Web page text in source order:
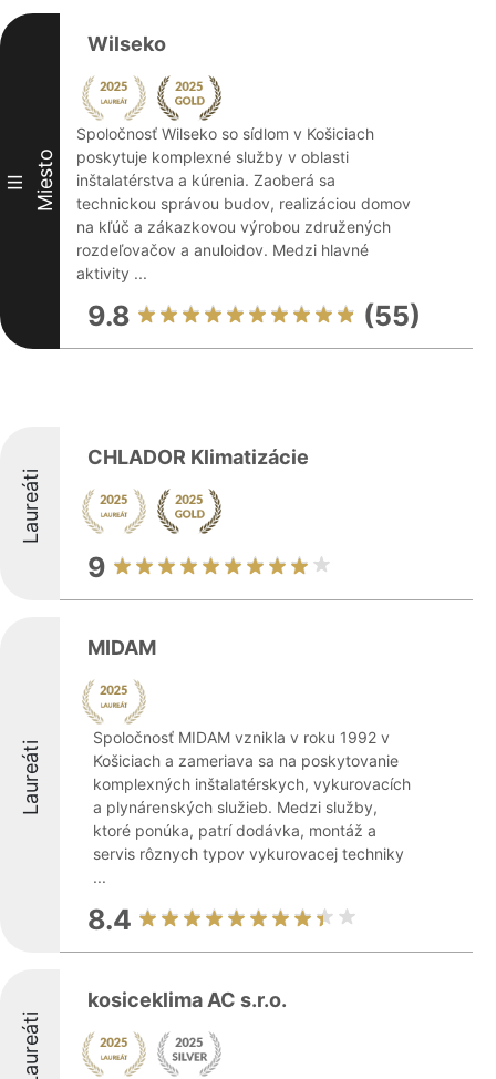
III Miesto
Wilseko
Spoločnosť Wilseko so sídlom v Košiciach
poskytuje komplexné služby v oblasti
inštalatérstva a kúrenia. Zaoberá sa
technickou správou budov, realizáciou domov
na kľúč a zákazkovou výrobou združených
rozdeľovačov a anuloidov. Medzi hlavné
aktivity ...
9.8 (55)
Laureáti
CHLADOR Klimatizácie
9
Laureáti
MIDAM
Spoločnosť MIDAM vznikla v roku 1992 v
Košiciach a zameriava sa na poskytovanie
komplexných inštalatérskych, vykurovacích
a plynárenských služieb. Medzi služby,
ktoré ponúka, patrí dodávka, montáž a
servis rôznych typov vykurovacej techniky
...
8.4
Laureáti
kosiceklima AC s.r.o.